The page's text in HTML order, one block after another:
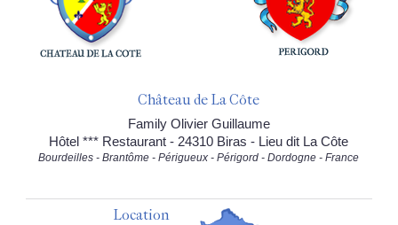
Château de La Côte
Family Olivier Guillaume
Hôtel *** Restaurant - 24310 Biras - Lieu dit La Côte
Bourdeilles - Brantôme - Périgueux - Périgord - Dordogne - France
Location